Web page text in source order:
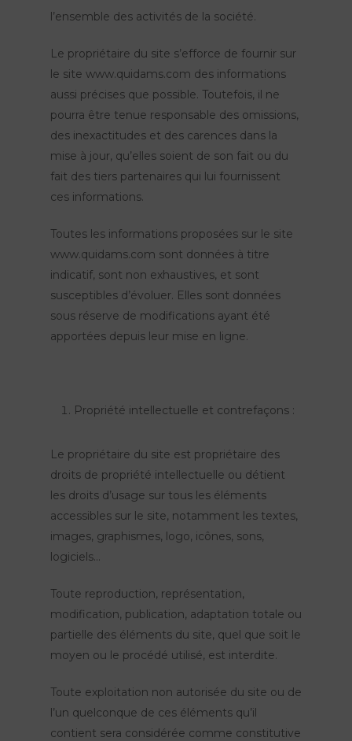
l’ensemble des activités de la société.
Le propriétaire du site s’efforce de fournir sur
le site www.quidams.com des informations
aussi précises que possible. Toutefois, il ne
pourra être tenue responsable des omissions,
des inexactitudes et des carences dans la
mise à jour, qu’elles soient de son fait ou du
fait des tiers partenaires qui lui fournissent
ces informations.
Toutes les informations proposées sur le site
www.quidams.com sont données à titre
indicatif, sont non exhaustives, et sont
susceptibles d’évoluer. Elles sont données
sous réserve de modifications ayant été
apportées depuis leur mise en ligne.
Propriété intellectuelle et contrefaçons :
Le propriétaire du site est propriétaire des
droits de propriété intellectuelle ou détient
les droits d’usage sur tous les éléments
accessibles sur le site, notamment les textes,
images, graphismes, logo, icônes, sons,
logiciels…
Toute reproduction, représentation,
modification, publication, adaptation totale ou
partielle des éléments du site, quel que soit le
moyen ou le procédé utilisé, est interdite.
Toute exploitation non autorisée du site ou de
l’un quelconque de ces éléments qu’il
contient sera considérée comme constitutive